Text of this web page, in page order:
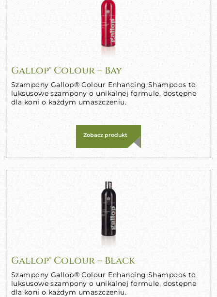
Gallop® Colour – Bay
Szampony Gallop® Colour Enhancing Shampoos to
luksusowe szampony o unikalnej formule, dostępne
dla koni o każdym umaszczeniu.
Zobacz produkt
Gallop® Colour – Black
Szampony Gallop® Colour Enhancing Shampoos to
luksusowe szampony o unikalnej formule, dostępne
dla koni o każdym umaszczeniu.